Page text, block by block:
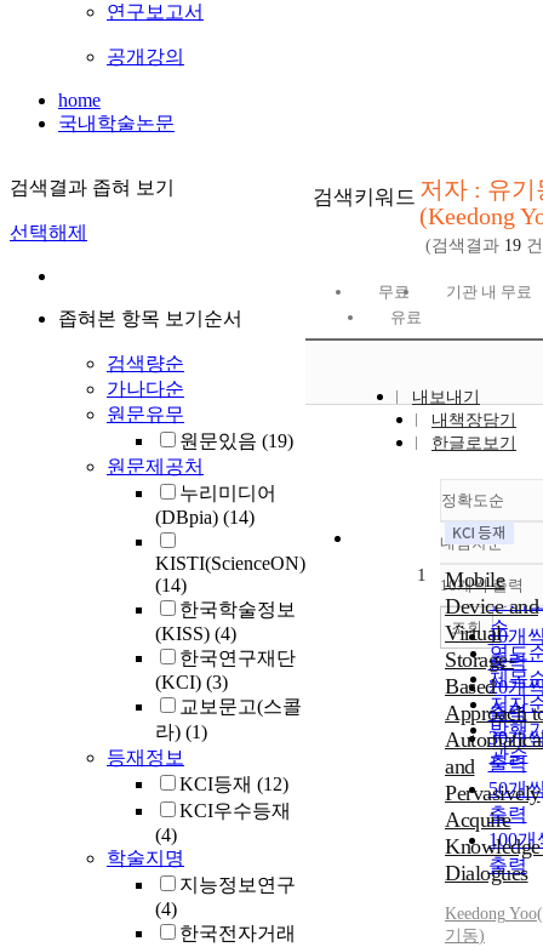
연구보고서
공개강의
home
국내학술논문
검색결과 좁혀 보기
선택해제
좁혀본 항목 보기순서
검색량순
가나다순
원문유무
원문있음 (19)
원문제공처
누리미디어
(DBpia) (14)
KISTI(ScienceON)
(14)
한국학술정보
(KISS) (4)
한국연구재단
(KCI) (3)
교보문고(스콜
라) (1)
등재정보
KCI등재 (12)
KCI우수등재
(4)
학술지명
지능정보연구
(4)
한국전자거래
검색키워드 저자 : 유기
(Keedong
(검색결과 19
무료
기관 내 무료
유료
내보내기
내책장담기
한글로보기
정확도순
정확
순
인기
순
연도
제목
저자
발행
관순
내림차순
내림
10개씩 출력
10개
출력
20개
출력
30개
출력
50개
출력
100개
출력
조회
1
Mobile
Device and
Virtual
Storage-
Based
Approach
and
Pervasively
Acquire
Dialogues
Keedong Yoo(
기동)